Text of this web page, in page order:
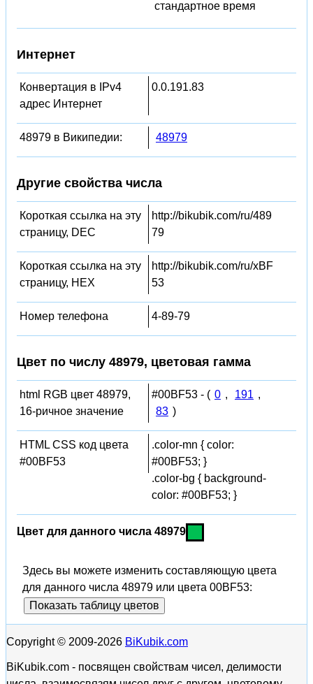
стандартное время
Интернет
Конвертация в IPv4
адрес Интернет
0.0.191.83
48979 в Википедии: 48979
Другие свойства числа
Короткая ссылка на эту
страницу, DEC
http://bikubik.com/ru/489
79
Короткая ссылка на эту
страницу, HEX
http://bikubik.com/ru/xBF
53
Номер телефона 4-89-79
Цвет по числу 48979, цветовая гамма
html RGB цвет 48979,
16-ричное значение
#00BF53 - ( 0 , 191 ,
83 )
HTML CSS код цвета
#00BF53
.color-mn { color:
#00BF53; }
.color-bg { background-
color: #00BF53; }
Цвет для данного числа 48979
Здесь вы можете изменить составляющую цвета
для данного числа 48979 или цвета 00BF53:
Показать таблицу цветов
Copyright © 2009-2026 BiKubik.com
BiKubik.com - посвящен свойствам чисел, делимости